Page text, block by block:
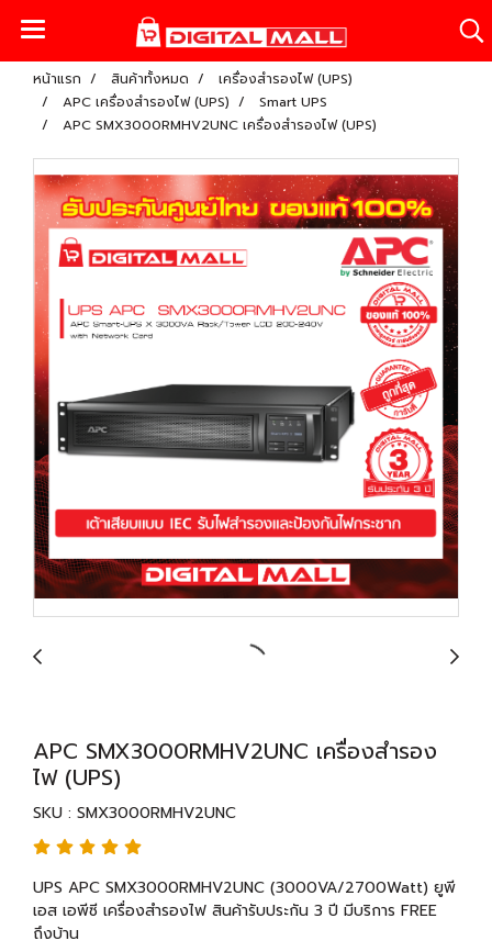
หน้าแรก สินค้าทั้งหมด
เครื่องสำรองไฟ (UPS)
APC เครื่องสำรองไฟ (UPS)
Smart UPS
APC SMX3000RMHV2UNC เครื่องสำรองไฟ (UPS)
APC SMX3000RMHV2UNC เครื่องสำรอง
ไฟ (UPS)
SKU : SMX3000RMHV2UNC
UPS APC SMX3000RMHV2UNC (3000VA/2700Watt) ยูพี
เอส เอพีซี เครื่องสำรองไฟ สินค้ารับประกัน 3 ปี มีบริการ FREE
ถึงบ้าน